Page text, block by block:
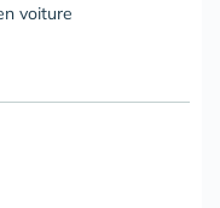
voiture